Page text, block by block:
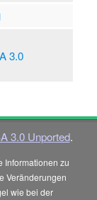
3.0
3.0 Unported.
Informationen zu
Veränderungen
wie bei der